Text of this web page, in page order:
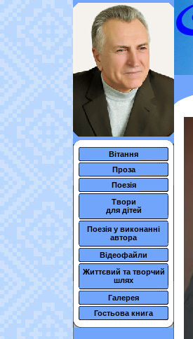
Вітання
Проза
Поезія
Твори
для дітей
Поезія у виконанні
автора
Відеофайли
Життєвий та творчий
шлях
Галерея
Гостьова книга